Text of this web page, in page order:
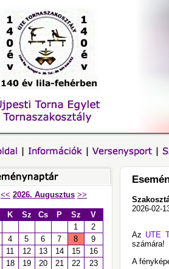
<< 2026. Augusztus >>
K Sz Cs P Sz
V
1
2
4 5 6 7 8
9
11 12 13 14 15
16
18 19 20 21 22
23
2026-02-
Az UTE
számára!
A